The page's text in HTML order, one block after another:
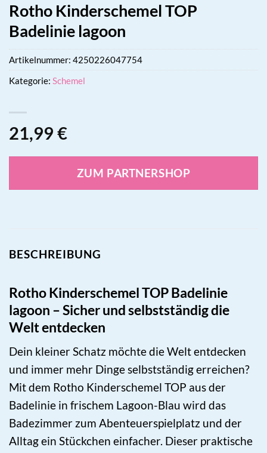
Rotho Kinderschemel TOP
Badelinie lagoon
21,99 €
ZUM PARTNERSHOP
Artikelnummer: 4250226047754
Kategorie: Schemel
BESCHREIBUNG
Rotho Kinderschemel TOP Badelinie
lagoon – Sicher und selbstständig die
Welt entdecken
Dein kleiner Schatz möchte die Welt entdecken
und immer mehr Dinge selbstständig erreichen?
Mit dem Rotho Kinderschemel TOP aus der
Badelinie in frischem Lagoon-Blau wird das
Badezimmer zum Abenteuerspielplatz und der
Alltag ein Stückchen einfacher. Dieser praktische